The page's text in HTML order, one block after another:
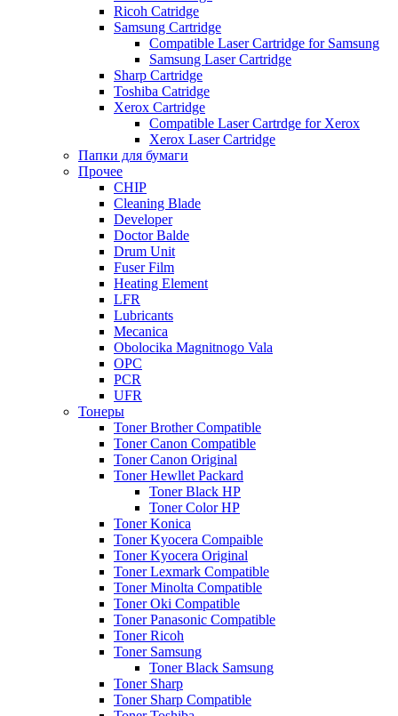
Ricoh Catridge
Samsung Cartridge
Compatible Laser Cartridge for Samsung
Samsung Laser Cartridge
Sharp Cartridge
Toshiba Catridge
Xerox Cartridge
Compatible Laser Cartrdge for Xerox
Xerox Laser Cartridge
Папки для бумаги
Прочее
CHIP
Cleaning Blade
Developer
Doctor Balde
Drum Unit
Fuser Film
Heating Element
LFR
Lubricants
Mecanica
Obolocika Magnitnogo Vala
OPC
PCR
UFR
Тонеры
Toner Brother Compatible
Toner Canon Compatible
Toner Canon Original
Toner Hewllet Packard
Toner Black HP
Toner Color HP
Toner Konica
Toner Kyocera Compaible
Toner Kyocera Original
Toner Lexmark Compatible
Toner Minolta Compatible
Toner Oki Compatible
Toner Panasonic Compatible
Toner Ricoh
Toner Samsung
Toner Black Samsung
Toner Sharp
Toner Sharp Compatible